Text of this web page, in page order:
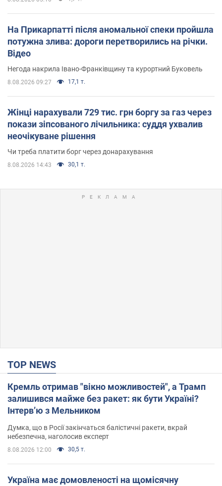
На Прикарпатті після аномальної спеки пройшла
потужна злива: дороги перетворились на річки.
Відео
Негода накрила Івано-Франківщину та курортний Буковель
8.08.2026 09:27 17,1 т.
Жінці нарахували 729 тис. грн боргу за газ через
покази зіпсованого лічильника: суддя ухвалив
неочікуване рішення
Чи треба платити борг через донарахування
8.08.2026 14:43 30,1 т.
TOP NEWS
Кремль отримав "вікно можливостей", а Трамп
залишився майже без ракет: як бути Україні?
Інтерв’ю з Мельником
Думка, що в Росії закінчаться балістичні ракети, вкрай
небезпечна, наголосив експерт
8.08.2026 12:00 30,5 т.
Україна має домовленості на щомісячну